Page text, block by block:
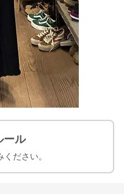
ール
ださい。